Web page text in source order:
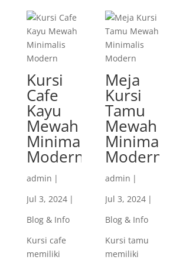
Kursi
Cafe
Kayu
Mewah
Minimalis
Modern
admin |
Jul 3, 2024 |
Blog & Info
Kursi cafe
memiliki
Meja
Kursi
Tamu
Mewah
Minimalis
Modern
admin |
Jul 3, 2024 |
Blog & Info
Kursi tamu
memiliki